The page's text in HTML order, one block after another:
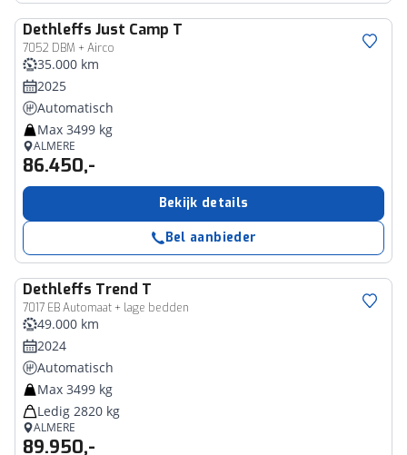
Dethleffs Just Camp T
7052 DBM + Airco
35.000 km
2025
Automatisch
Max 3499 kg
ALMERE
86.450,-
Bekijk details
Bel aanbieder
Dethleffs Trend T
7017 EB Automaat + lage bedden
49.000 km
2024
Automatisch
Max 3499 kg
Ledig 2820 kg
ALMERE
89.950,-